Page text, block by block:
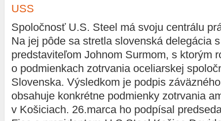
Spoločnosť U.S. Steel má svoju centrálu
Na jej pôde sa stretla slovenská delegácia
predstaviteľom Johnom Surmom, s ktorým
o podmienkach zotrvania oceliarskej
Slovenska. Výsledkom je podpis
obsahuje konkrétne podmienky zotrvania
v Košiciach. 26.marca ho podpísal